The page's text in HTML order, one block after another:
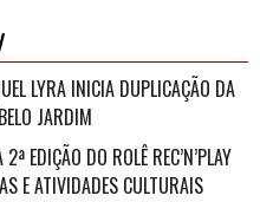
LYRA INICIA DUPLICAÇÃO DA
JARDIM
EDIÇÃO DO ROLÊ REC’N’PLAY
E ATIVIDADES CULTURAIS